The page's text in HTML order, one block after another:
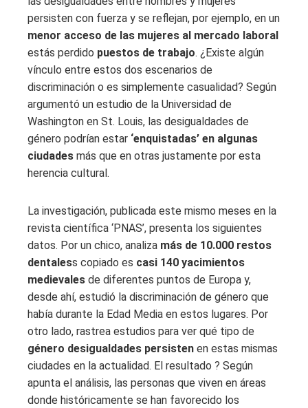
persisten con fuerza y ​​​​se reflejan, por ejemplo, en un
menor acceso de las mujeres al mercado laboral
estás perdido puestos de trabajo. ¿Existe algún
vínculo entre estos dos escenarios de
discriminación o es simplemente casualidad? Según
argumentó un estudio de la Universidad de
Washington en St. Louis, las desigualdades de
género podrían estar ‘enquistadas’ en algunas
ciudades más que en otras justamente por esta
herencia cultural.
La investigación, publicada este mismo meses en la
revista científica ‘PNAS’, presenta los siguientes
datos. Por un chico, analiza más de 10.000 restos
dentaless copiado es casi 140 yacimientos
medievales de diferentes puntos de Europa y,
desde ahí, estudió la discriminación de género que
había durante la Edad Media en estos lugares. Por
otro lado, rastrea estudios para ver qué tipo de
género desigualdades persisten en estas mismas
ciudades en la actualidad. El resultado ? Según
apunta el análisis, las personas que viven en áreas
donde históricamente se han favorecido los